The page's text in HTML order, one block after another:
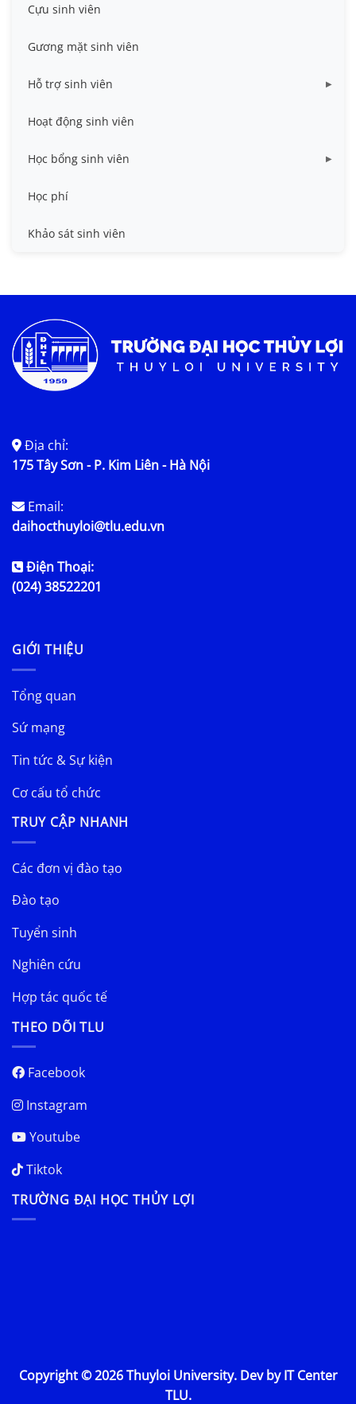
Cựu sinh viên
Gương mặt sinh viên
Hỗ trợ sinh viên
Miễn giảm học phí
Nhà ở
Hoạt động sinh viên
Học bổng sinh viên
HB khuyến khích học tập
HB Lê Văn Kiểm và gia đình
Học phí
Khảo sát sinh viên
Địa chỉ:
175 Tây Sơn - P. Kim Liên - Hà Nội
Email:
daihocthuyloi@tlu.edu.vn
Điện Thoại:
(024) 38522201
GIỚI THIỆU
Tổng quan
Sứ mạng
Tin tức & Sự kiện
Cơ cấu tổ chức
TRUY CẬP NHANH
Các đơn vị đào tạo
Đào tạo
Tuyển sinh
Nghiên cứu
Hợp tác quốc tế
THEO DÕI TLU
Facebook
Instagram
Youtube
Tiktok
TRƯỜNG ĐẠI HỌC THỦY LỢI
Copyright © 2026 Thuyloi University. Dev by IT Center
TLU.